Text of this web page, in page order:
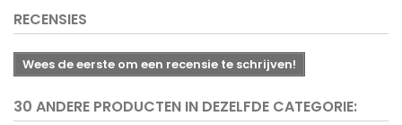
RECENSIES
Wees de eerste om een recensie te schrijven!
30 ANDERE PRODUCTEN IN DEZELFDE CATEGORIE: